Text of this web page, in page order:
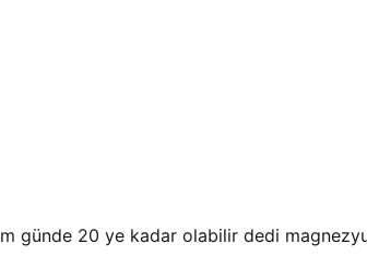
günde 20 ye kadar olabilir dedi